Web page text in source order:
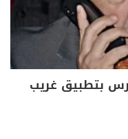
بتطبيق غريب